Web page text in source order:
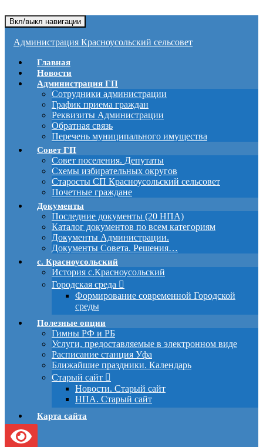
Вкл/выкл навигации
Администрация Красноусольский сельсовет
Главная
Новости
Администрация ГП
Сотрудники администрации
График приема граждан
Реквизиты Администрации
Обратная связь
Перечень муниципального имущества
Совет ГП
Совет поселения. Депутаты
Схемы избирательных округов
Старосты СП Красноусольский сельсовет
Почетные граждане
Документы
Последние документы (20 НПА)
Каталог документов по всем категориям
Документы Администрации.
Документы Совета. Решения…
с. Красноусольский
История с.Красноусольский
Городская среда
Формирование современной Городской
среды
Полезные опции
Гимны РФ и РБ
Услуги, предоставляемые в электронном виде
Расписание станция Уфа
Ближайшие праздники. Календарь
Старый сайт
Новости. Старый сайт
НПА. Старый сайт
Карта сайта